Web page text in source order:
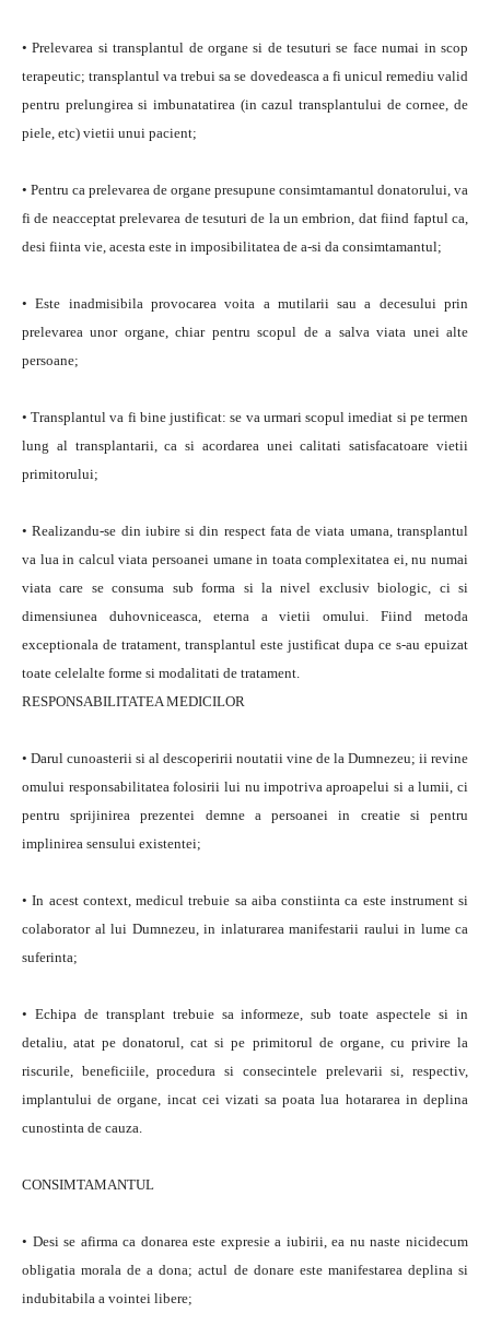
• Prelevarea si transplantul de organe si de tesuturi se face numai in scop
terapeutic; transplantul va trebui sa se dovedeasca a fi unicul remediu valid
pentru prelungirea si imbunatatirea (in cazul transplantului de cornee, de
piele, etc) vietii unui pacient;
• Pentru ca prelevarea de organe presupune consimtamantul donatorului, va
fi de neacceptat prelevarea de tesuturi de la un embrion, dat fiind faptul ca,
desi fiinta vie, acesta este in imposibilitatea de a-si da consimtamantul;
• Este inadmisibila provocarea voita a mutilarii sau a decesului prin
prelevarea unor organe, chiar pentru scopul de a salva viata unei alte
persoane;
• Transplantul va fi bine justificat: se va urmari scopul imediat si pe termen
lung al transplantarii, ca si acordarea unei calitati satisfacatoare vietii
primitorului;
• Realizandu-se din iubire si din respect fata de viata umana, transplantul
va lua in calcul viata persoanei umane in toata complexitatea ei, nu numai
viata care se consuma sub forma si la nivel exclusiv biologic, ci si
dimensiunea duhovniceasca, eterna a vietii omului. Fiind metoda
exceptionala de tratament, transplantul este justificat dupa ce s-au epuizat
toate celelalte forme si modalitati de tratament.
RESPONSABILITATEA MEDICILOR
• Darul cunoasterii si al descoperirii noutatii vine de la Dumnezeu; ii revine
omului responsabilitatea folosirii lui nu impotriva aproapelui si a lumii, ci
pentru sprijinirea prezentei demne a persoanei in creatie si pentru
implinirea sensului existentei;
• In acest context, medicul trebuie sa aiba constiinta ca este instrument si
colaborator al lui Dumnezeu, in inlaturarea manifestarii raului in lume ca
suferinta;
• Echipa de transplant trebuie sa informeze, sub toate aspectele si in
detaliu, atat pe donatorul, cat si pe primitorul de organe, cu privire la
riscurile, beneficiile, procedura si consecintele prelevarii si, respectiv,
implantului de organe, incat cei vizati sa poata lua hotararea in deplina
cunostinta de cauza.
CONSIMTAMANTUL
• Desi se afirma ca donarea este expresie a iubirii, ea nu naste nicidecum
obligatia morala de a dona; actul de donare este manifestarea deplina si
indubitabila a vointei libere;